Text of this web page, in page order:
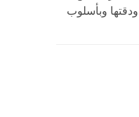
وبأسلوب